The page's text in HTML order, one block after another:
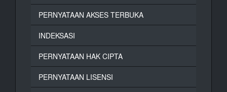
PERNYATAAN AKSES TERBUKA
INDEKSASI
PERNYATAAN HAK CIPTA
PERNYATAAN LISENSI